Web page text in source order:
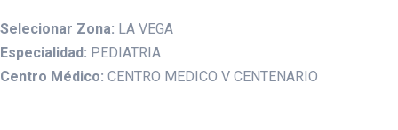
Selecionar Zona: LA VEGA
Especialidad: PEDIATRIA
Centro Médico: CENTRO MEDICO V CENTENARIO